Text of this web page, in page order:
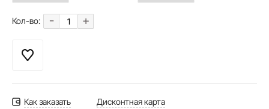
Кол-во: - +
Как заказать Дисконтная карта